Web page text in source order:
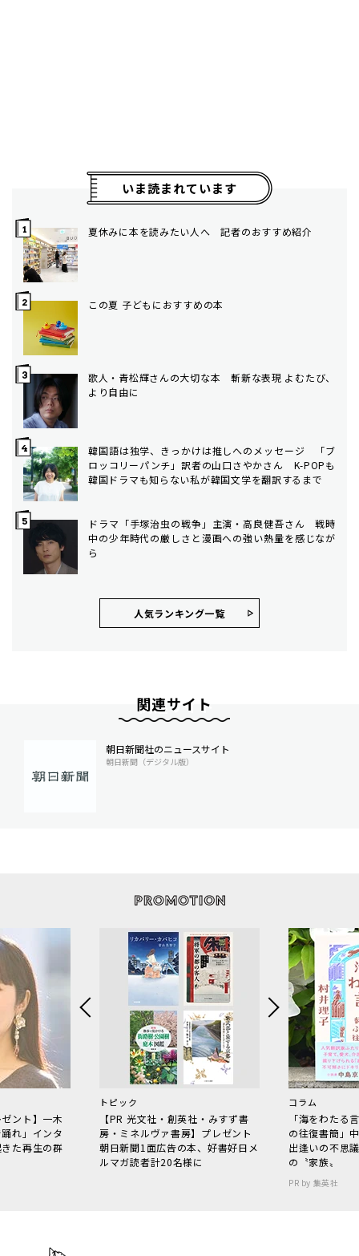
いま読まれています
夏休みに本を読みたい人へ 記者のおすすめ紹介
この夏 子どもにおすすめの本
歌人・青松輝さんの大切な本 斬新な表現 よむたび、
より自由に
韓国語は独学、きっかけは推しへのメッセージ 「ブ
ロッコリーパンチ」訳者の山口さやかさん K-POPも
韓国ドラマも知らない私が韓国文学を翻訳するまで
ドラマ「手塚治虫の戦争」主演・高良健吾さん 戦時
中の少年時代の厳しさと漫画への強い熱量を感じなが
ら
人気ランキング⼀覧
関連サイト
朝日新聞社のニュースサイト
朝日新聞（デジタル版）
ント】一木
れ」インタ
た再生の群
トピック
【PR 光文社・創英社・みすず書
房・ミネルヴァ書房】プレゼント
朝日新聞1面広告の本、好書好日メ
ルマガ読者計20名様に
コラム
「海をわた
の往復書簡」
出逢いの不思
の〝家族〟
PR by 集英社